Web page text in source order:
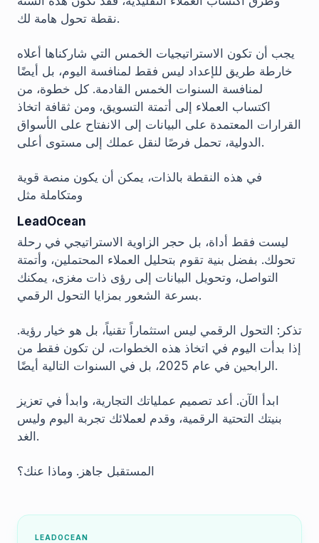
نقطة تحول هامة لك.
يجب أن تكون الاستراتيجيات الخمس التي شاركناها أعلاه
خارطة طريق للإعداد ليس فقط لمنافسة اليوم، بل أيضًا
لمنافسة السنوات الخمس القادمة. كل خطوة، من
اكتساب العملاء إلى أتمتة التسويق، ومن ثقافة اتخاذ
القرارات المعتمدة على البيانات إلى الانفتاح على الأسواق
الدولية، تحمل فرصًا لنقل عملك إلى مستوى أعلى.
في هذه النقطة بالذات، يمكن أن يكون منصة قوية
ومتكاملة مثل
LeadOcean
ليست فقط أداة، بل حجر الزاوية الاستراتيجي في رحلة
تحولك. بفضل بنية تقوم بتحليل العملاء المحتملين، وأتمتة
التواصل، وتحويل البيانات إلى رؤى ذات مغزى، يمكنك
بسرعة الشعور بمزايا التحول الرقمي.
تذكر: التحول الرقمي ليس استثماراً تقنياً، بل هو خيار رؤية.
إذا بدأت اليوم في اتخاذ هذه الخطوات، لن تكون فقط من
الرابحين في عام 2025، بل في السنوات التالية أيضًا.
ابدأ الآن. أعد تصميم عملياتك التجارية، وابدأ في تعزيز
بنيتك التحتية الرقمية، وقدم لعملائك تجربة اليوم وليس
الغد.
المستقبل جاهز. وماذا عنك؟
LEADOCEAN